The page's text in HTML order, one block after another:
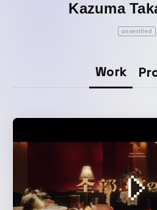
Kazuma
unverified
Work